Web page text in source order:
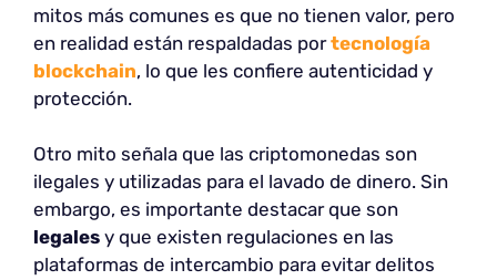
mitos más comunes es que no tienen valor, pero
en realidad están respaldadas portecnología
blockchain, lo que les confiere autenticidad y
protección.
Otro mito señala que las criptomonedas son
ilegales y utilizadas para el lavado de dinero. Sin
embargo, es importante destacar que son
legales y que existen regulaciones en las
plataformas de intercambio para evitar delitos